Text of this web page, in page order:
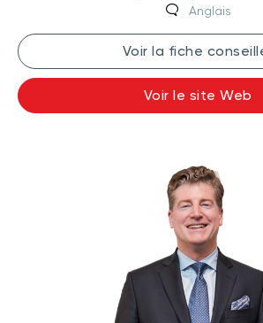
Anglais
Voir la fiche
Voir le site Web